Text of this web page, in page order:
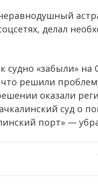
делал
судно «забыли»
решили
оказали
суд о
порт» —